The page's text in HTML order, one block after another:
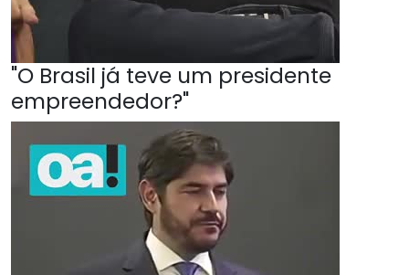
"O Brasil já teve um presidente
empreendedor?"